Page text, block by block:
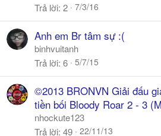
Trả lời 2 7/3/16
Anh em Br tâm sự :(
binhvuitanh
Trả lời 6 5/7/15
©2013 BRONVN Giải đấu
tiền bối Bloody Roar 2 - 3
nhockute123
Trả lời 49 22/11/13